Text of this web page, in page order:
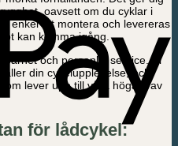
oavsett om du cyklar i
enkel att montera och levereras
kan komma igång.
och personlig service. Vi
din cykelupplevelse, och
lever upp till våra höga krav
för lådcykel: